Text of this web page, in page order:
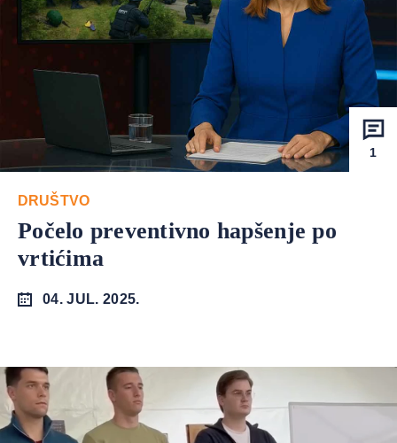
1
DRUŠTVO
Počelo preventivno hapšenje po
vrtićima
04. JUL. 2025.